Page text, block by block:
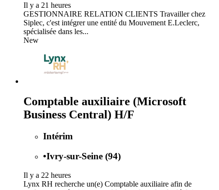
Il y a 21 heures
GESTIONNAIRE RELATION CLIENTS Travailler chez
Siplec, c'est intégrer une entité du Mouvement E.Leclerc,
spécialisée dans les...
New
Comptable auxiliaire (Microsoft
Business Central) H/F
Intérim
•Ivry-sur-Seine (94)
Il y a 22 heures
Lynx RH recherche un(e) Comptable auxiliaire afin de